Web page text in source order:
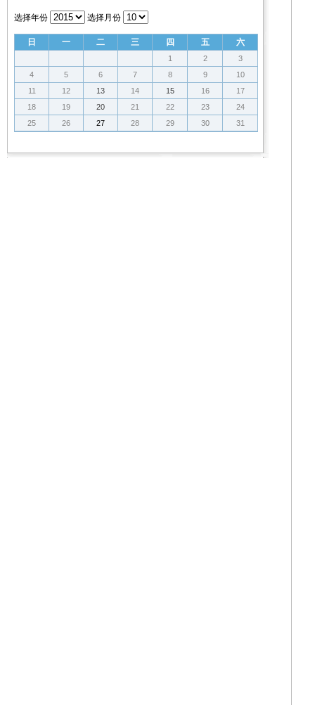
选择年份 选择月份
日 一 二 三 四 五 六
1 2
3
4
5 6 7 8 9
10
11
12 13 14 15 16
17
18
19 20 21 22 23
24
25
26 27 28 29 30 31